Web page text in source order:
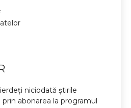
niciodată știrile
abonarea la programul